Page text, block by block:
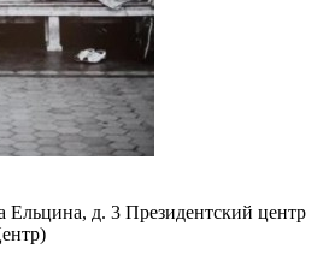
Ельцина, д. 3 Президентский центр